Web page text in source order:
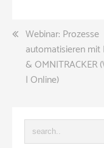
Webinar: Prozesse
automatisieren mit
& OMNITRACKER
| Online)